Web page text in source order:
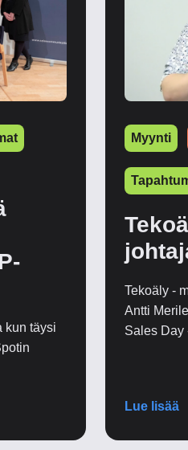
kun täysi
Myynti
Tekoäly -
Antti
Sales Day
Lue lisää